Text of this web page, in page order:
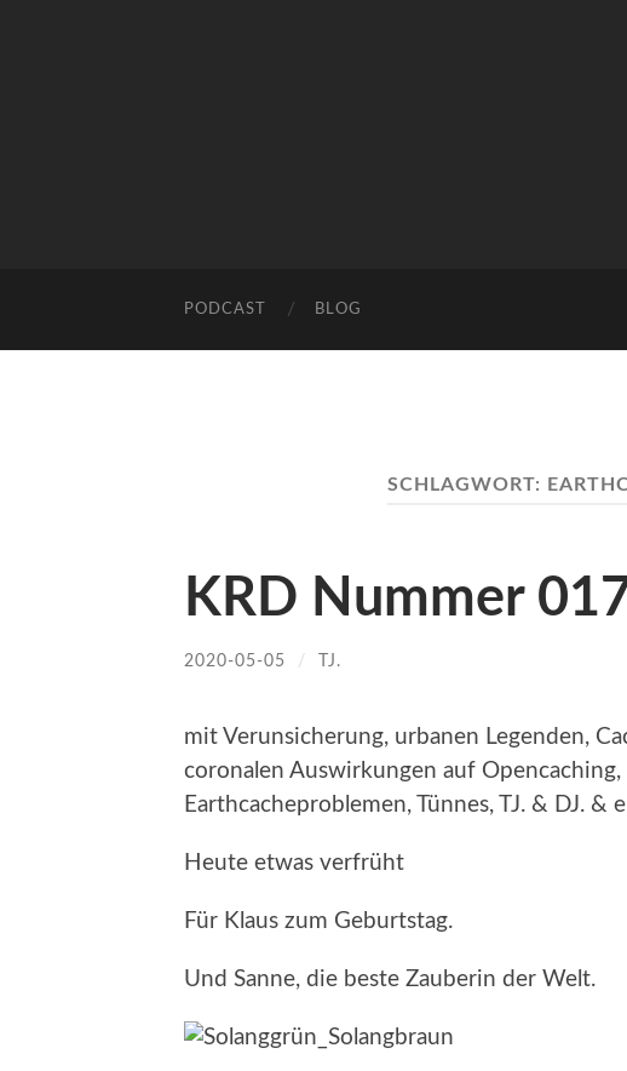
PODCAST BLOG
SCHLAGWORT:
KRD Nummer
2020-05-05 / TJ.
mit Verunsicherung, urbanen Legenden,
coronalen Auswirkungen auf
Earthcacheproblemen, Tünnes, TJ. & DJ. &
Heute etwas verfrüht
Für Klaus zum Geburtstag.
Und Sanne, die beste Zauberin der Welt.